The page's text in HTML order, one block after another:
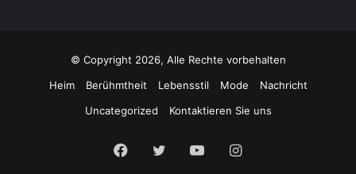
© Copyright 2026, Alle Rechte vorbehalten
Heim
Berühmtheit Lebensstil Mode
Nachricht
Uncategorized
Kontaktieren Sie uns
Facebook
TwitterYouTubeInstagram